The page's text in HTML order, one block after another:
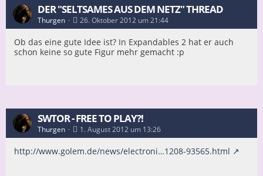
DER "SELTSAMES AUS DEM NETZ" THREAD
Thurgen 26. Oktober 2012 um 21:44
Ob das eine gute Idee ist? In Expandables 2 hat er auch
schon keine so gute Figur mehr gemacht :p
SWTOR - FREE TO PLAY?!
Thurgen 1. August 2012 um 13:26
http://www.golem.de/news/electroni…1208-93565.html